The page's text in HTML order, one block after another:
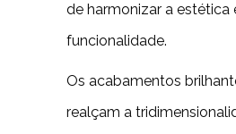
de harmonizar a estética
funcionalidade.
Os acabamentos
realçam a